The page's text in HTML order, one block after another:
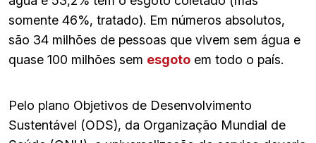
somente 46%, tratado). Em números absolutos,
são 34 milhões de pessoas que vivem sem água e
quase 100 milhões sem esgoto em todo o país.
Pelo plano Objetivos de Desenvolvimento
Sustentável (ODS), da Organização Mundial de